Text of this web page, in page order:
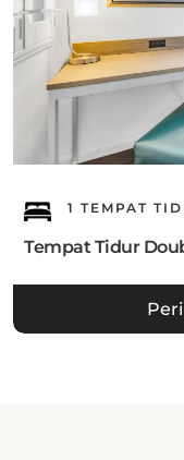
1 TEMPAT
Tempat Tidur